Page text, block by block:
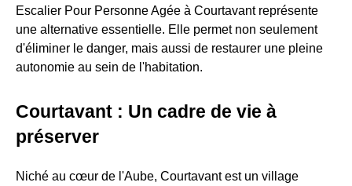
Escalier Pour Personne Agée à Courtavant représente
une alternative essentielle. Elle permet non seulement
d'éliminer le danger, mais aussi de restaurer une pleine
autonomie au sein de l'habitation.
Courtavant : Un cadre de vie à
préserver
Niché au cœur de l'Aube, Courtavant est un village